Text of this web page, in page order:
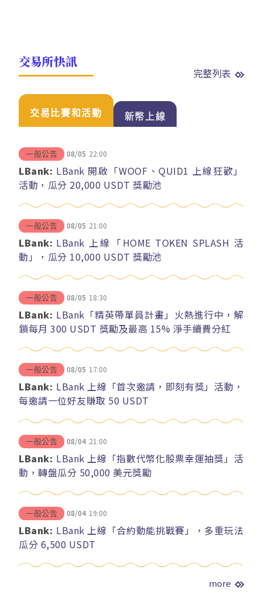
交易所快訊
完整列表
交易比賽和活動 新幣上線
一般公告 08/05 22:00
LBank: LBank 開啟「WOOF、QUID1 上線狂歡」
活動，瓜分 20,000 USDT 獎勵池
一般公告 08/05 21:00
LBank: LBank 上線「HOME TOKEN SPLASH 活
動」，瓜分 10,000 USDT 獎勵池
一般公告 08/05 18:30
LBank: LBank「精英帶單員計畫」火熱進行中，解
鎖每月 300 USDT 獎勵及最高 15% 淨手續費分紅
一般公告 08/05 17:00
LBank: LBank 上線「首次邀請，即刻有獎」活動，
每邀請一位好友賺取 50 USDT
一般公告 08/04 21:00
LBank: LBank 上線「指數代幣化股票幸運抽獎」活
動，轉盤瓜分 50,000 美元獎勵
一般公告 08/04 19:00
LBank: LBank 上線「合約動能挑戰賽」，多重玩法
瓜分 6,500 USDT
more